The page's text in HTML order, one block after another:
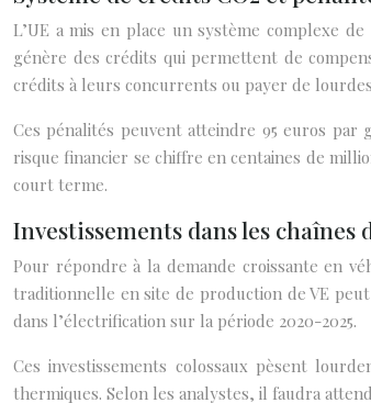
L’UE a mis en place un système complexe
génère des crédits qui permettent de
crédits à leurs concurrents ou payer de
Ces pénalités peuvent atteindre 95 euros
risque financier se chiffre en centaines de
court terme.
Investissements dans les chaînes
Pour répondre à la demande croissante en
traditionnelle en site de production de VE
dans l’électrification sur la période 2020-2025.
Ces investissements colossaux pèsent
thermiques. Selon les analystes, il faudra